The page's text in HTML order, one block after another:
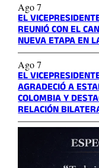
Ago 7
EL
REUNIÓ CON EL
NUEVA ETAPA EN
Ago 7
EL
AGRADECIÓ A
COLOMBIA Y
RELACIÓN